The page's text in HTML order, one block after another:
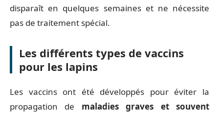
disparaît en quelques semaines et ne nécessite
pas de traitement spécial.
Les différents types de vaccins
pour les lapins
Les vaccins ont été développés pour éviter la
propagation de maladies graves et souvent